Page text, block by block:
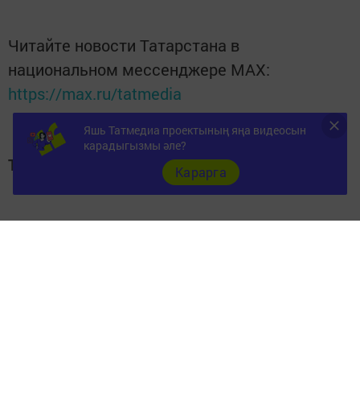
Читайте новости Татарстана в
национальном мессенджере MАХ:
https://max.ru/tatmedia
Теги:
Яшь Татмедиа проектының яңа видеосын
карадыгызмы әле?
Карарга